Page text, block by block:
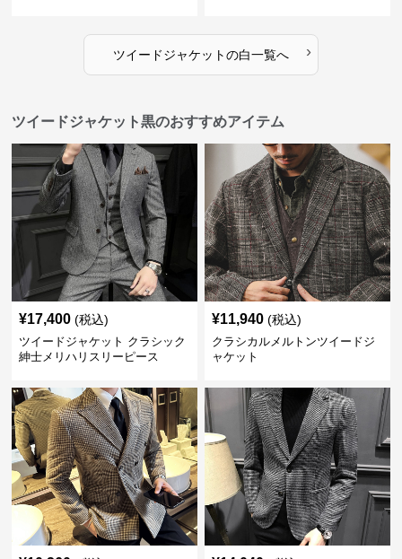
ツイードジャケットの白一覧へ ›
ツイードジャケット黒のおすすめアイテム
¥17,400 (税込)
ツイードジャケット クラシック
紳士メリハリスリーピース
¥11,940 (税込)
クラシカルメルトンツイードジ
ャケット